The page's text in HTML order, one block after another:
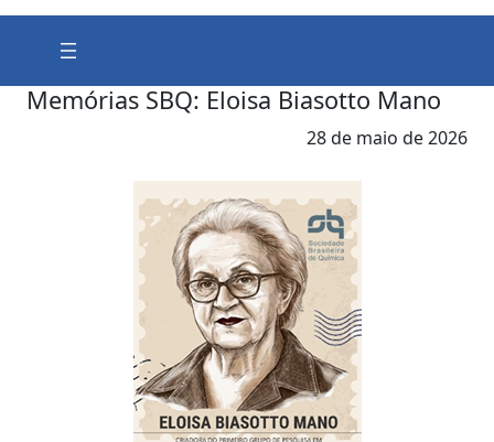
Memórias SBQ: Eloisa Biasotto Mano
28 de maio de 2026